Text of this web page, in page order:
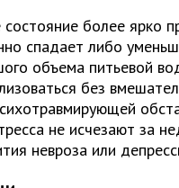
более ярко
спадает либо
объема питьевой
без
не исчезают за
невроза или